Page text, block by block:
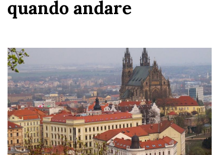
quando andare